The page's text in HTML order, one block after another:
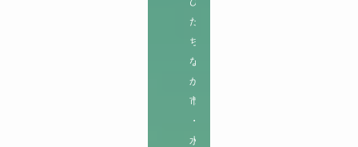
た
ち
な
か
市
・
水